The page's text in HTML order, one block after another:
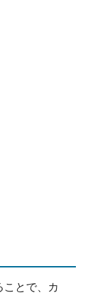
とで、カ